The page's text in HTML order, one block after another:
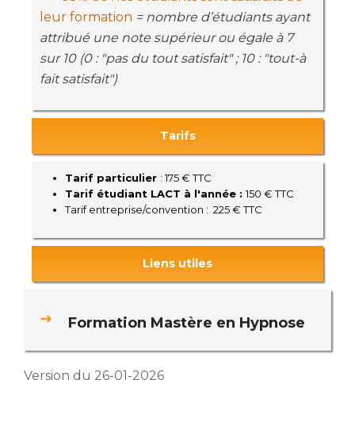
leur formation = nombre d’étudiants ayant
attribué une note supérieur ou égale à 7
sur 10 (0 : "pas du tout satisfait" ; 10 : "tout-à
fait satisfait")
Tarifs
Tarif particulier : 175 € TTC
Tarif étudiant LACT à l'année :150 € TTC
Tarif entreprise/convention : 225 € TTC
Liens utiles
Formation Mastère en Hypnose
Version du 26-01-2026